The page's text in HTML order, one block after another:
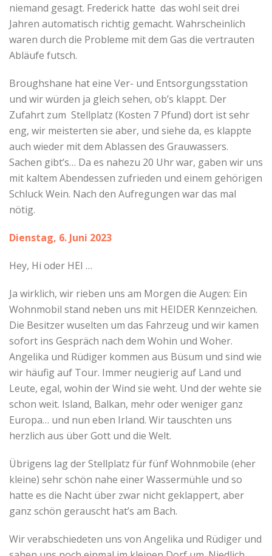
niemand gesagt. Frederick hatte das wohl seit drei
Jahren automatisch richtig gemacht. Wahrscheinlich
waren durch die Probleme mit dem Gas die vertrauten
Abläufe futsch.
Broughshane hat eine Ver- und Entsorgungsstation
und wir würden ja gleich sehen, ob’s klappt. Der
Zufahrt zum Stellplatz (Kosten 7 Pfund) dort ist sehr
eng, wir meisterten sie aber, und siehe da, es klappte
auch wieder mit dem Ablassen des Grauwassers.
Sachen gibt’s… Da es nahezu 20 Uhr war, gaben wir uns
mit kaltem Abendessen zufrieden und einem gehörigen
Schluck Wein. Nach den Aufregungen war das mal
nötig.
Dienstag, 6. Juni 2023
Hey, Hi oder HEI …
Ja wirklich, wir rieben uns am Morgen die Augen: Ein
Wohnmobil stand neben uns mit HEIDER Kennzeichen.
Die Besitzer wuselten um das Fahrzeug und wir kamen
sofort ins Gespräch nach dem Wohin und Woher.
Angelika und Rüdiger kommen aus Büsum und sind wie
wir häufig auf Tour. Immer neugierig auf Land und
Leute, egal, wohin der Wind sie weht. Und der wehte sie
schon weit. Island, Balkan, mehr oder weniger ganz
Europa… und nun eben Irland. Wir tauschten uns
herzlich aus über Gott und die Welt.
Übrigens lag der Stellplatz für fünf Wohnmobile (eher
kleine) sehr schön nahe einer Wassermühle und so
hatte es die Nacht über zwar nicht geklappert, aber
ganz schön gerauscht hat’s am Bach.
Wir verabschiedeten uns von Angelika und Rüdiger und